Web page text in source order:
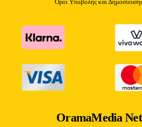
Όροι Υποβολής και
OramaMedia